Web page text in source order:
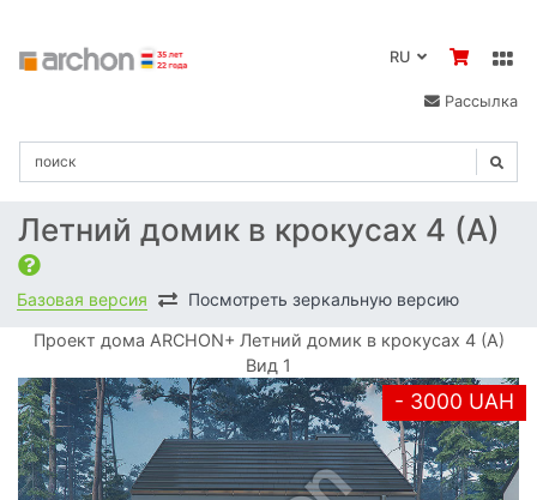
Рассылка
Летний домик в крокусах 4 (А)
Базовая версия Посмотреть зеркальную версию
Проект дома ARCHON+ Летний домик в крокусах 4 (А)
Вид 1
- 3000 UAH